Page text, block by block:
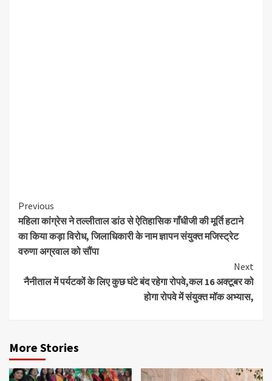
Continue
Reading
Previous
महिला कांग्रेस ने तल्लीताल डांठ से ऐतिहासिक गाँधीजी की मूर्ति हटाने
का किया कड़ा विरोध, जिलाधिकारी के नाम ज्ञापन संयुक्त मजिस्ट्रेट
वरुणा अग्रवाल को सौंपा
Next
नैनीताल में पर्यटकों के लिए कुछ घंटे बंद रहेगा रोपवे,कल 16 अक्टूबर को
होगा रोपवे में संयुक्त मॉक अभ्यास,
More Stories